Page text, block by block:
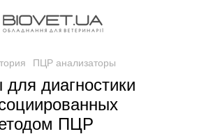
ПЦР анализаторы
диагностики
ПЦР